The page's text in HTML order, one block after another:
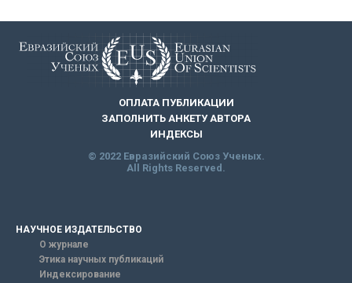
ОПЛАТА ПУБЛИКАЦИИ
ЗАПОЛНИТЬ АНКЕТУ АВТОРА
ИНДЕКСЫ
© 2022 Евразийский Союз Ученых.
All Rights Reserved.
НАУЧНОЕ ИЗДАТЕЛЬСТВО
О журнале
Этика научных публикаций
Индексирование